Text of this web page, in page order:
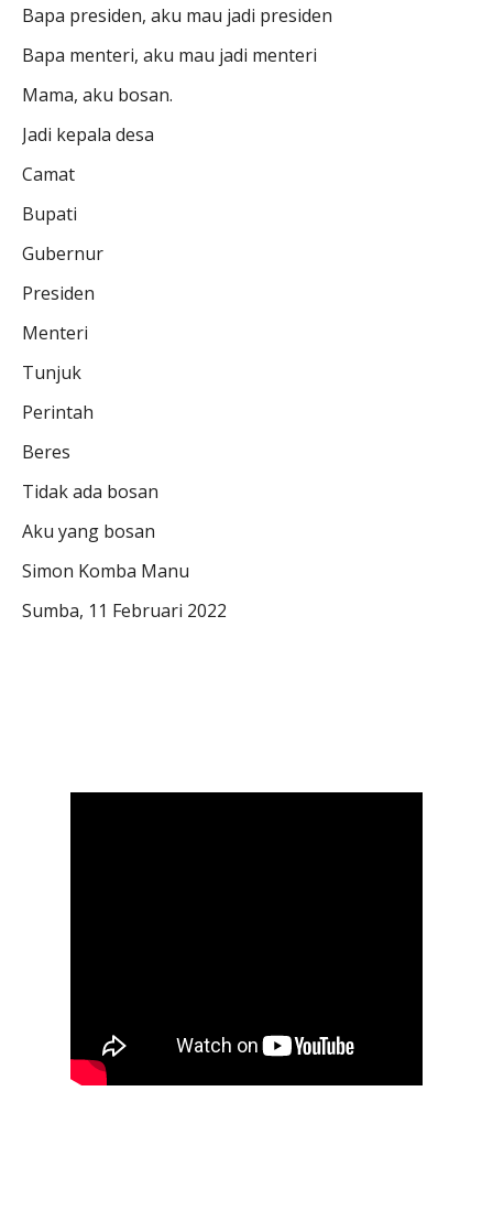
Bapa presiden, aku mau jadi presiden
Bapa menteri, aku mau jadi menteri
Mama, aku bosan.
Jadi kepala desa
Camat
Bupati
Gubernur
Presiden
Menteri
Tunjuk
Perintah
Beres
Tidak ada bosan
Aku yang bosan
Simon Komba Manu
Sumba, 11 Februari 2022